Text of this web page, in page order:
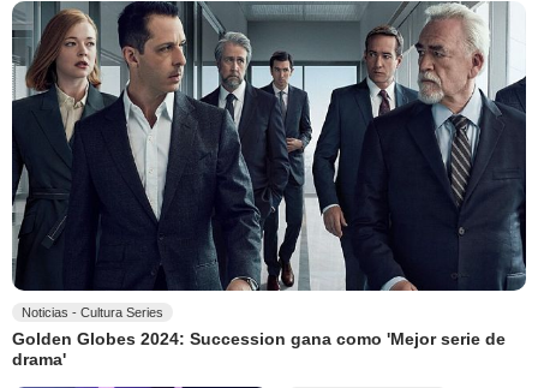
Noticias - Cultura Series
Golden Globes 2024: Succession gana como 'Mejor serie de
drama'